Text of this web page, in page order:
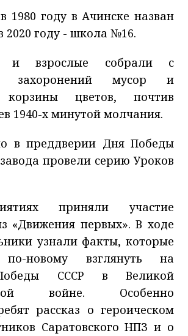
1980 году в Ачинске назван
2020 году - школа №16.
и взрослые собрали с
захоронений мусор и
корзины цветов, почтив
1940-х минутой молчания.
в преддверии Дня Победы
провели серию Уроков
приняли участие
«Движения первых». В ходе
узнали факты, которые
по-новому взглянуть на
СССР в Великой
войне. Особенно
рассказ о героическом
Саратовского НПЗ и о